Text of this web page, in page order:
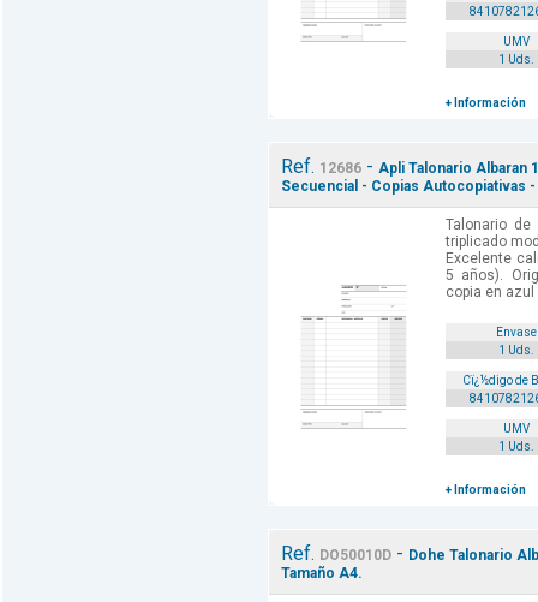
UMV
1 Uds.
+ Información
Ref. 12686- Apli Talonario Albaran
Secuencial - Copias Autocopiativas
Talonario
triplicado
Excelente
5 años).
copia en azul
Envase
1 Uds.
Cï¿½digo de
UMV
1 Uds.
+ Información
Ref. DO50010D- Dohe Talonario
Tamaño A4.